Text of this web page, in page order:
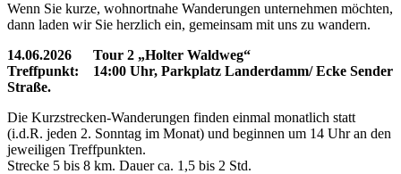
Wenn Sie kurze, wohnortnahe Wanderungen unternehmen möchten,
dann laden wir Sie herzlich ein, gemeinsam mit uns zu wandern.
14.06.2026 Tour 2 „Holter Waldweg“
Treffpunkt: 14:00 Uhr, Parkplatz Landerdamm/ Ecke Sender
Straße.
Die Kurzstrecken-Wanderungen finden einmal monatlich statt
(i.d.R. jeden 2. Sonntag im Monat) und beginnen um 14 Uhr an den
jeweiligen Treffpunkten.
Strecke 5 bis 8 km. Dauer ca. 1,5 bis 2 Std.